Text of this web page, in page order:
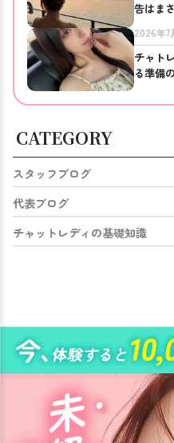
告はま
2026年7
チャト
る準備
CATEGORY
スタッフブログ
代表ブログ
チャットレディの基礎知識